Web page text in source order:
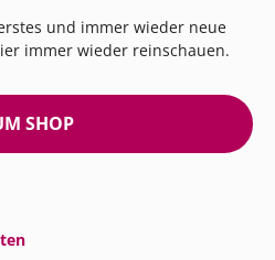
und immer wieder neue
immer wieder reinschauen.
SHOP